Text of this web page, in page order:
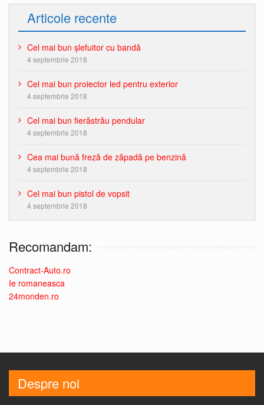
Articole recente
Cel mai bun șlefuitor cu bandă
4 septembrie 2018
Cel mai bun proiector led pentru exterior
4 septembrie 2018
Cel mai bun fierăstrău pendular
4 septembrie 2018
Cea mai bună freză de zăpadă pe benzină
4 septembrie 2018
Cel mai bun pistol de vopsit
4 septembrie 2018
Recomandam:
Contract-Auto.ro
Ie romaneasca
24monden.ro
Despre noi